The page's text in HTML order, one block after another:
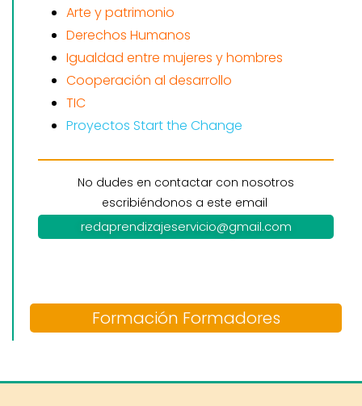
Arte y patrimonio
Derechos Humanos
Igualdad entre mujeres y hombres
Cooperación al desarrollo
TIC
Proyectos Start the Change
No dudes en contactar con nosotros
escribiéndonos a este email
redaprendizajeservicio@gmail.com
Formación Formadores